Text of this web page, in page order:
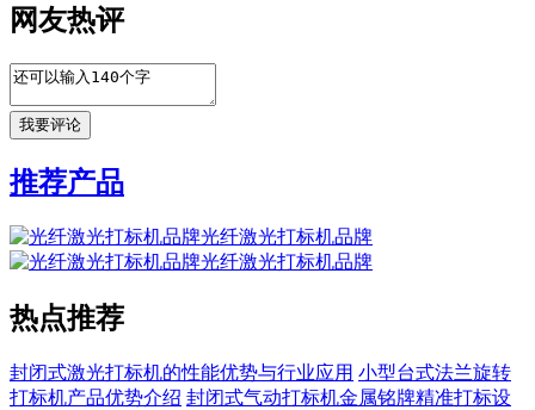
网友热评
推荐产品
光纤激光打标机品牌
光纤激光打标机品牌
热点推荐
封闭式激光打标机的性能优势与行业应用 小型台式法兰旋转
打标机产品优势介绍 封闭式气动打标机金属铭牌精准打标设